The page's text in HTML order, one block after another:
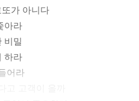
가 아니다
아라
비밀
하라
어라